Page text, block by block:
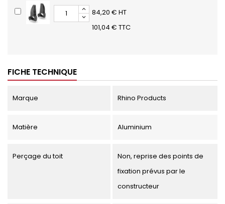
84,20 € HT
101,04 € TTC
FICHE TECHNIQUE
Marque Rhino Products
Matière Aluminium
Perçage du toit
Non, reprise des points de
fixation prévus par le
constructeur